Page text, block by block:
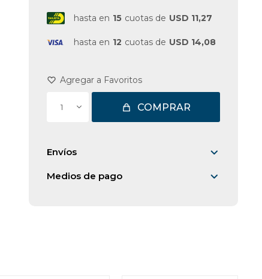
hasta en 15 cuotas de USD 11,27
hasta en 12 cuotas de USD 14,08
1 COMPRAR
Envíos
Medios de pago